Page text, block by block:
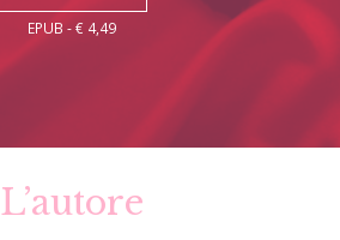
EPUB - € 4,49
L’autore